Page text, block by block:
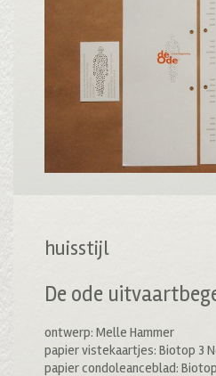
huisstijl
De ode
ontwerp: Melle Hammer
papier vistekaartjes: Biotop 3
papier condoleanceblad: